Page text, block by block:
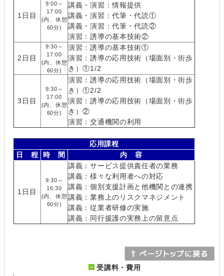
1日目
9:00～
17:00
(内、休憩
60分)
講義・演習：情報提供
講義・演習：代筆・代読①
講義・演習：代筆・代読②
演習：誘導の基本技術②
2日目
9:30～
17:00
(内、休憩
60分)
演習：誘導の基本技術①
演習：誘導の応用技術（場面別・街歩
き）①1/2
3日目
9:30～
17:00
(内、休憩
60分)
演習：誘導の応用技術（場面別・街歩
き）①2/2
演習：誘導の応用技術（場面別・街歩
き）②
演習：交通機関の利用
応用課程
日 程
時 間 内 容
1日目
9:30～
16:30
(内、休憩
60分)
講義：サービス提供責任者の業務
講義：様々な利用者への対応
講義：個別支援計画と他機関との連携
講義：業務上のリスクマネジメント
講義：従業者研修の実施
講義：同行援護の実務上の留意点
受講料・費用